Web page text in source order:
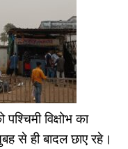
पश्चिमी विक्षोभ का
से ही बादल छाए रहे।